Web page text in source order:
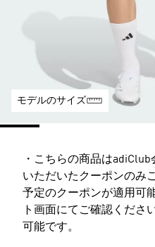
モデルのサイズ
・こちらの商品は
いただいたクーポンのみ
予定のクーポンが適用可
ト画面にてご確認くださ
可能です。